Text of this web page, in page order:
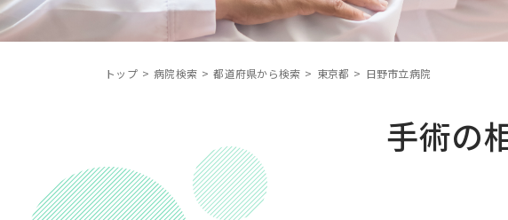
トップ 病院検索 都道府県から検索 東京都 日野市立病院
手術の